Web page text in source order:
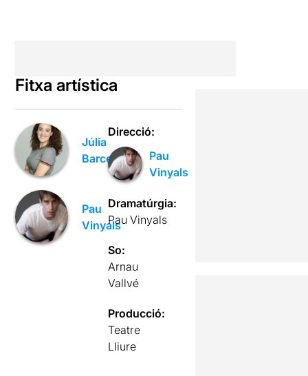
Fitxa artística
Júlia
Barceló
Pau
Vinyals
Direcció:
Pau
Vinyals
Dramatúrgia:
Pau Vinyals
So:
Arnau
Vallvé
Producció:
Teatre
Lliure